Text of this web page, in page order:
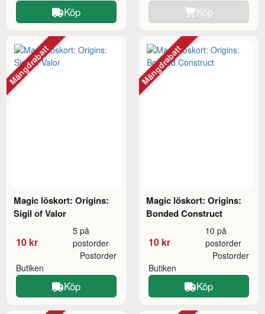
Köp Köp
Magic löskort: Origins:
Sigil of Valor
10 kr
5 på
postorder
Butiken
Postorder
Köp
Mängdrabatt
Magic löskort: Origins:
Bonded Construct
10 kr
10 på
postorder
Butiken
Postorder
Köp
Mängdrabatt